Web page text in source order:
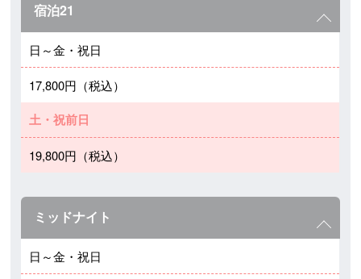
宿泊21
日～金・祝日
17,800円（税込）
土・祝前日
19,800円（税込）
ミッドナイト
日～金・祝日